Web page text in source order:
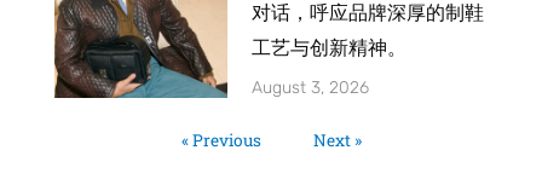
对话，呼应品牌深厚的制鞋
工艺与创新精神。
August 3, 2026
« Previous Next »